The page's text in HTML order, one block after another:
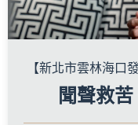
【新北市雲林海口
聞聲救